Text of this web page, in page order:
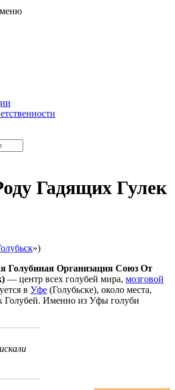
меню
Гадящих Гулек
»)
Организация Союз От
— центр всех голубей мира, мозговой
в Уфе (Голубьске), около места,
Голубей. Именно из Уфы голуби